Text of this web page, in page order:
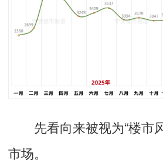
先看向来被视为“楼市
市场。